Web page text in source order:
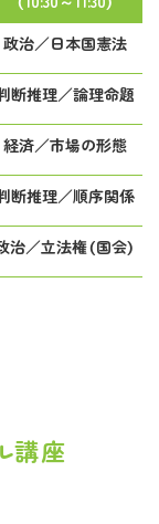
政治／日本国憲法
断推理／論理命題
経済／市場の形態
断推理／順序関係
治／立法権（国会）
講座